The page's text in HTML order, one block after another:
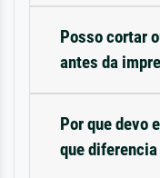
Posso cortar
antes da
Por que devo
que